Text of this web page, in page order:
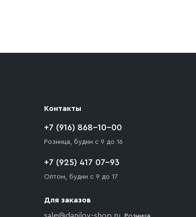
товара и не нарушает правила
Контакты
+7 (916) 868-10-00
Розница, будни с 9 до 16
+7 (925) 417 07-93
Оптом, будни с 9 до 17
Для заказов